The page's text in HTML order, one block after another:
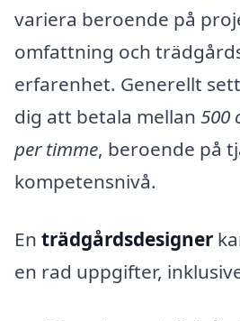
variera beroende på
omfattning och
erfarenhet. Generellt
dig att betala mellan 500
per timme, beroende på
kompetensnivå.
En trädgårdsdesigner
en rad uppgifter,